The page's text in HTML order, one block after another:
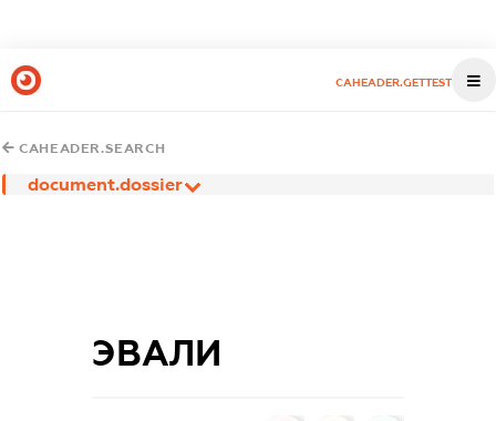
CAHEADER.GETTEST
CAHEADER.SEARCH
document.dossier
ЭВАЛИ